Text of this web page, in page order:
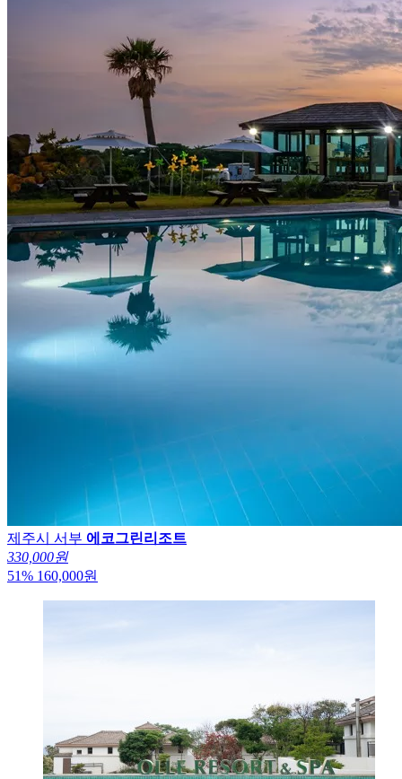
제주시 서부 에코그린리조트
330,000원
51% 160,000원